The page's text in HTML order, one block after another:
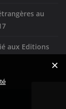
au
aux Editions